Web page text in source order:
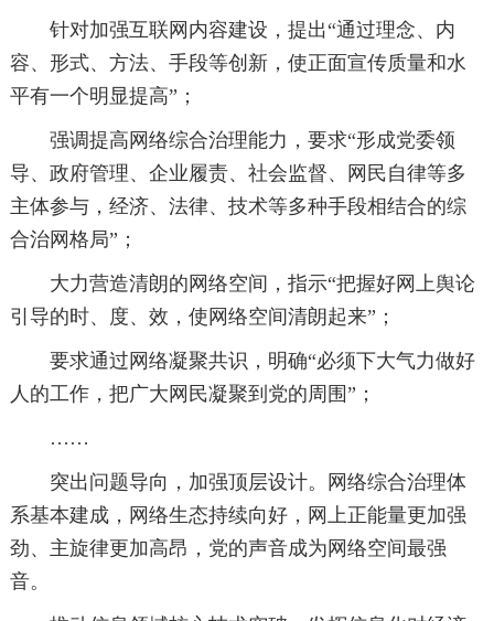
针对加强互联网内容建设，提出“通过理念、内
容、形式、方法、手段等创新，使正面宣传质量和水
平有一个明显提高”；
强调提高网络综合治理能力，要求“形成党委领
导、政府管理、企业履责、社会监督、网民自律等多
主体参与，经济、法律、技术等多种手段相结合的综
合治网格局”；
大力营造清朗的网络空间，指示“把握好网上舆论
引导的时、度、效，使网络空间清朗起来”；
要求通过网络凝聚共识，明确“必须下大气力做好
人的工作，把广大网民凝聚到党的周围”；
……
突出问题导向，加强顶层设计。网络综合治理体
系基本建成，网络生态持续向好，网上正能量更加强
劲、主旋律更加高昂，党的声音成为网络空间最强
音。